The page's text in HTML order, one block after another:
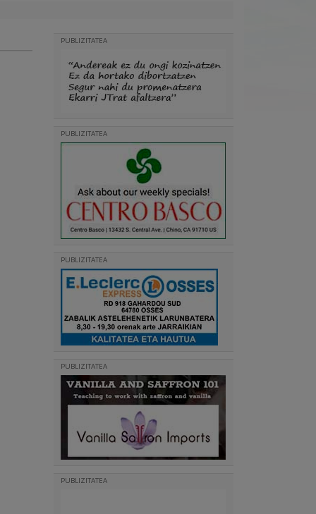
PUBLIZITATEA
PUBLIZITATEA
PUBLIZITATEA
PUBLIZITATEA
PUBLIZITATEA